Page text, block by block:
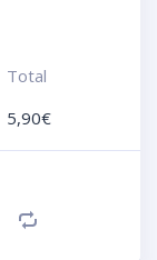
Total
5,90€